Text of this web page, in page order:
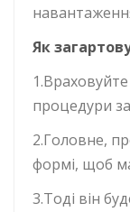
Як
процедури
2.Головне,
формі, щоб
3.Тоді він